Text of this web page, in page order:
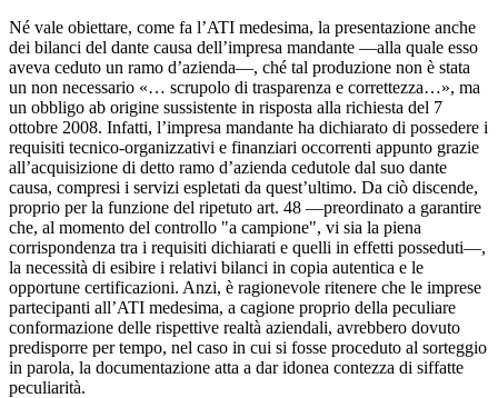
Né vale obiettare, come fa l’ATI medesima, la presentazione anche
dei bilanci del dante causa dell’impresa mandante —alla quale esso
aveva ceduto un ramo d’azienda—, ché tal produzione non è stata
un non necessario «… scrupolo di trasparenza e correttezza…», ma
un obbligo ab origine sussistente in risposta alla richiesta del 7
ottobre 2008. Infatti, l’impresa mandante ha dichiarato di possedere i
requisiti tecnico-organizzativi e finanziari occorrenti appunto grazie
all’acquisizione di detto ramo d’azienda cedutole dal suo dante
causa, compresi i servizi espletati da quest’ultimo. Da ciò discende,
proprio per la funzione del ripetuto art. 48 —preordinato a garantire
che, al momento del controllo "a campione", vi sia la piena
corrispondenza tra i requisiti dichiarati e quelli in effetti posseduti—,
la necessità di esibire i relativi bilanci in copia autentica e le
opportune certificazioni. Anzi, è ragionevole ritenere che le imprese
partecipanti all’ATI medesima, a cagione proprio della peculiare
conformazione delle rispettive realtà aziendali, avrebbero dovuto
predisporre per tempo, nel caso in cui si fosse proceduto al sorteggio
in parola, la documentazione atta a dar idonea contezza di siffatte
peculiarità.